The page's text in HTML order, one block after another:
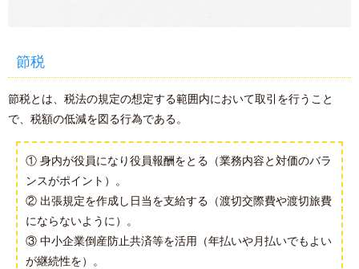
節税
節税とは、税法の規定の想定する範囲内において取引を行うこと
で、税額の低減を図る行為である。
① 身内が役員になり役員報酬をとる（業務内容と対価のバラ
ンスがポイント）。
② 出張規定を作成し日当を支給する（渡切交際費や渡切旅費
にならないように）。
③ 中小企業倒産防止共済等を活用（年払いや月払いでもよい
が継続性を）。